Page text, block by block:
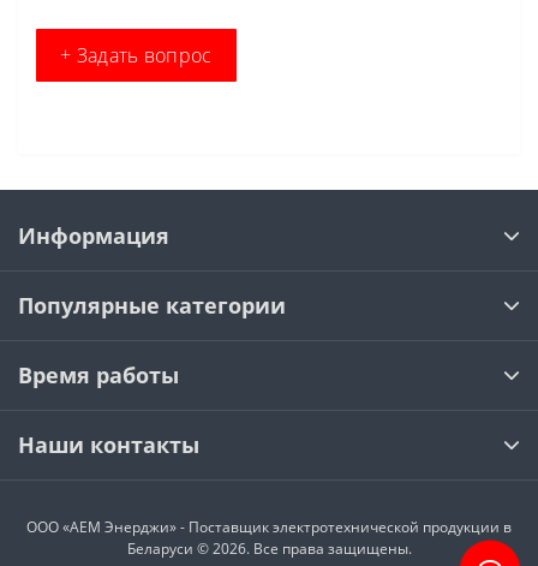
+ Задать вопрос
Информация
Популярные категории
Время работы
Наши контакты
ООО «АЕМ Энерджи» - Поставщик электротехнической продукции в
Беларуси © 2026. Все права защищены.